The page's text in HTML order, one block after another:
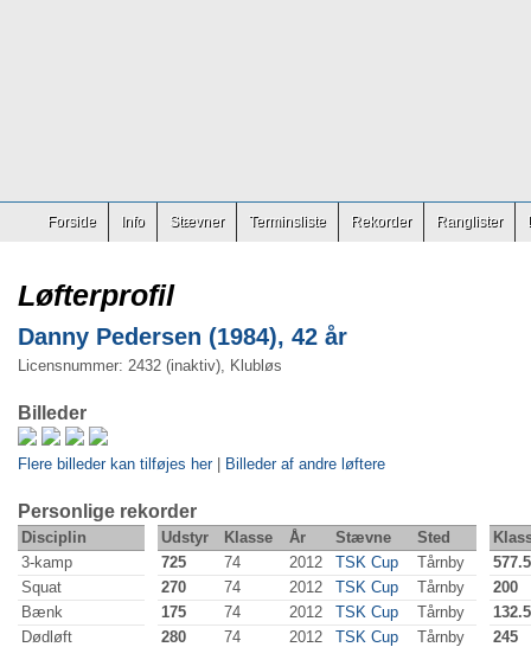
Forside Info Stævner Terminsliste Rekorder Ranglister
Løfterprofil
Danny Pedersen (1984), 42 år
Licensnummer: 2432 (inaktiv), Klubløs
Billeder
Flere billeder kan tilføjes her| Billeder af andre løftere
Personlige rekorder
Disciplin Udstyr Klasse År Stævne Sted
3-kamp
725 74 2012 TSK Cup Tårnby
577.5
Squat
270 74 2012 TSK Cup Tårnby
200
Bænk
175 74 2012 TSK Cup Tårnby
132.5
Dødløft
280 74 2012 TSK Cup Tårnby
245